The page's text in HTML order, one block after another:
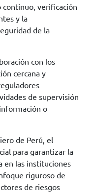
verificación
y la
de la
con los
cercana y
de supervisión
o
de Perú, el
para garantizar la
en las instituciones
riguroso de
de riesgos